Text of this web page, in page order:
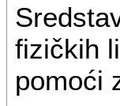
fizičkih
pomoći